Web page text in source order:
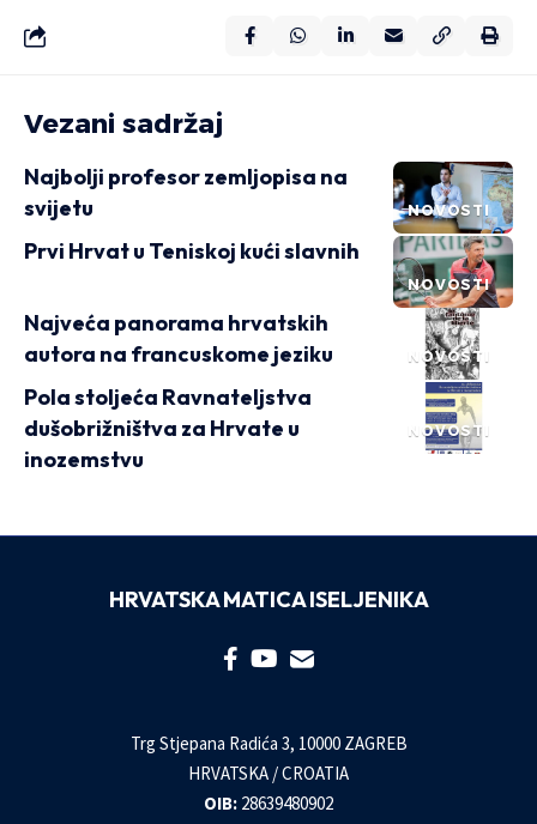
Vezani sadržaj
NOVOSTI
Najbolji profesor zemljopisa na
svijetu
NOVOSTI
Prvi Hrvat u Teniskoj kući slavnih
NOVOSTI
Najveća panorama hrvatskih
autora na francuskome jeziku
NOVOSTI
Pola stoljeća Ravnateljstva
dušobrižništva za Hrvate u
inozemstvu
HRVATSKA MATICA ISELJENIKA
Trg Stjepana Radića 3, 10000 ZAGREB
HRVATSKA / CROATIA
OIB: 28639480902